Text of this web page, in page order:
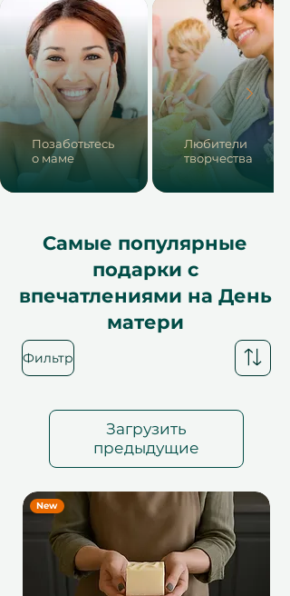
Позаботьтесь
о маме
Любители
творчества
Самые популярные
подарки с
впечатлениями на День
матери
Фильтр
Загрузить
предыдущие
New